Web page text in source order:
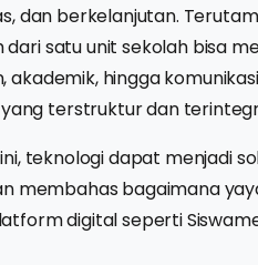
dan berkelanjutan.
satu unit sekolah bisa
akademik, hingga
terstruktur dan
teknologi dapat menjadi
membahas bagaimana
digital seperti